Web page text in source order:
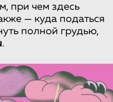
при чем здесь
— куда податься
полной грудью,
.